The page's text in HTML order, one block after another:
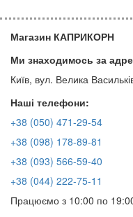
Магазин КАПРИКОРН
Ми знаходимось за
Київ, вул. Велика
Наші телефони:
+38 (050) 471-29-54
+38 (098) 178-89-81
+38 (093) 566-59-40
+38 (044) 222-75-11
Працюємо з 10:00 по